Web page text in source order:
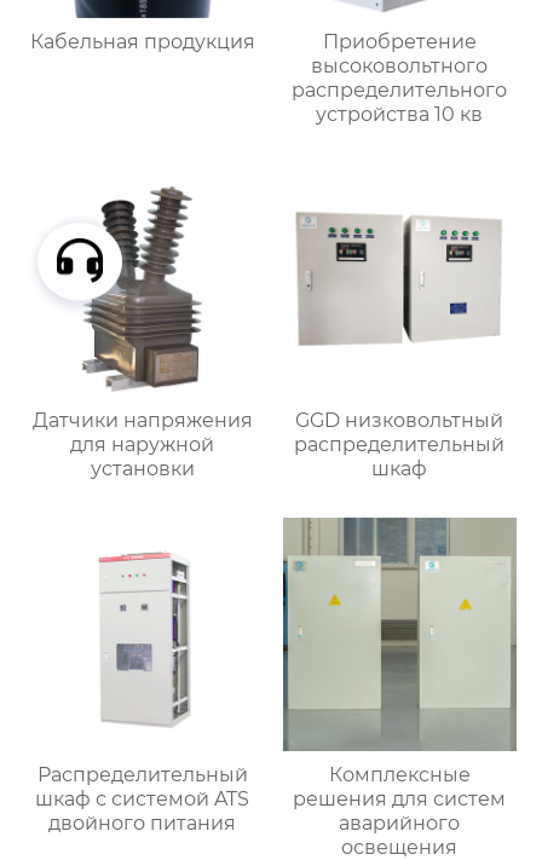
Кабельная продукция
Приобретение
высоковольтного
распределительного
устройства 10 кв
Датчики напряжения
для наружной
установки
GGD низковольтный
распределительный
шкаф
Распределительный
шкаф с системой ATS
двойного питания
Комплексные
решения для систем
аварийного
освещения